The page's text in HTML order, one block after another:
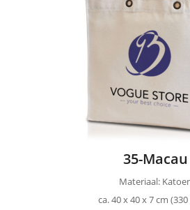
35-Macau
Materiaal:
ca. 40 x 40 x 7 cm